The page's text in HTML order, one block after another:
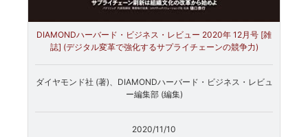
DIAMONDハーバード・ビジネス・レビュー 2020年 12月号 [雑
誌] (デジタル変革で強化するサプライチェーンの競争力)
ダイヤモンド社 (著)、DIAMONDハーバード・ビジネス・レビュ
ー編集部 (編集)
2020/11/10